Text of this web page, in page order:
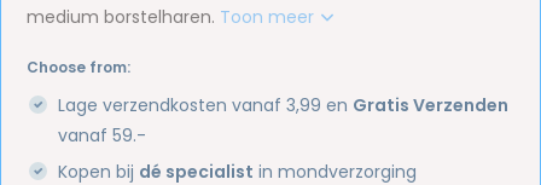
medium borstelharen. Toon meer
Choose from:
Lage verzendkosten vanaf 3,99 en Gratis Verzenden
vanaf 59.-
Kopen bij dé specialist in mondverzorging